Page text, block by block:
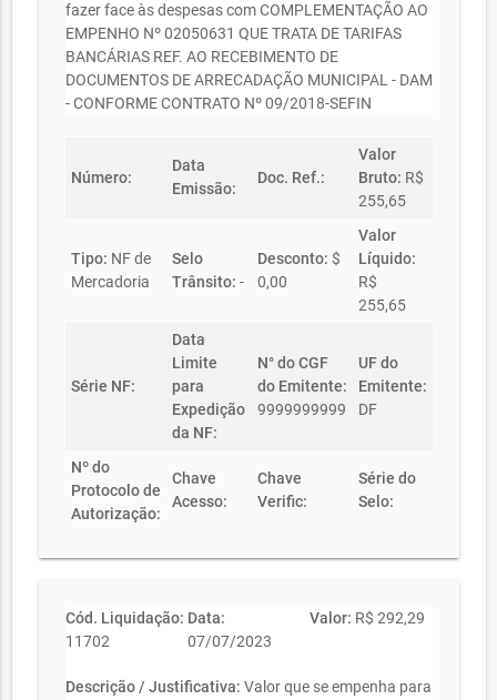
fazer face às despesas com COMPLEMENTAÇÃO AO
EMPENHO Nº 02050631 QUE TRATA DE TARIFAS
BANCÁRIAS REF. AO RECEBIMENTO DE
DOCUMENTOS DE ARRECADAÇÃO MUNICIPAL - DAM
- CONFORME CONTRATO Nº 09/2018-SEFIN
Número:
Data
Emissão:
Doc. Ref.:
Valor
Bruto: R$
255,65
Tipo: NF de
Mercadoria
Selo
Trânsito: -
Desconto: $
0,00
Valor
Líquido:
R$
255,65
Série NF:
Data
Limite
para
Expedição
da NF:
N° do CGF
do Emitente:
9999999999
UF do
Emitente:
DF
Nº do
Protocolo de
Autorização:
Chave
Acesso:
Chave
Verific:
Série do
Selo:
Cód. Liquidação:
11702
Data:
07/07/2023
Valor: R$ 292,29
Descrição / Justificativa: Valor que se empenha para